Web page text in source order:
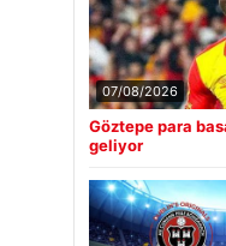
07/08/2026
Göztepe para
geliyor